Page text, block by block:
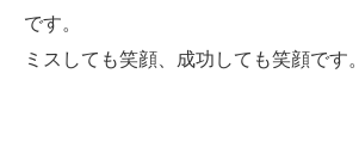
です。
ミスしても笑顔、成功しても笑顔です。